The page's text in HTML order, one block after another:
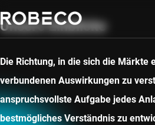
Unsere Einblicke
Die Richtung, in die sich die Märkte
verbundenen Auswirkungen zu
anspruchsvollste Aufgabe jedes
bestmögliches Verständnis zu